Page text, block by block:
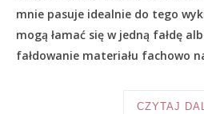
mnie pasuje idealnie do tego
mogą łamać się w jedną fałdę
fałdowanie materiału fachowo
CZYTAJ